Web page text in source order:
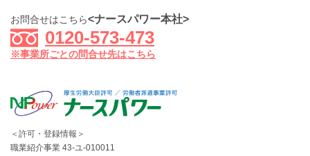
お問合せはこちら<ナースパワー本社>
0120-573-473
※事業所ごとの問合せ先はこちら
＜許可・登録情報＞
職業紹介事業 43-ユ-010011